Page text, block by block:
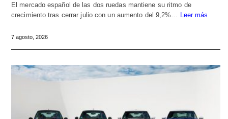
El mercado español de las dos ruedas mantiene su ritmo de
crecimiento tras cerrar julio con un aumento del 9,2%… Leer más
7 agosto, 2026